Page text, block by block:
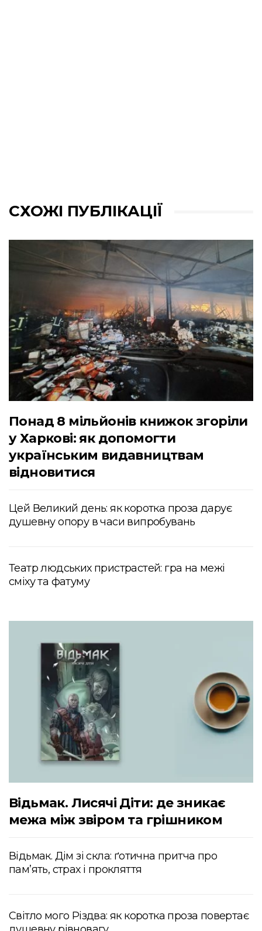
СХОЖІ ПУБЛІКАЦІЇ
Понад 8 мільйонів книжок згоріли
у Харкові: як допомогти
українським видавництвам
відновитися
Цей Великий день: як коротка проза дарує
душевну опору в часи випробувань
Театр людських пристрастей: гра на межі
сміху та фатуму
Відьмак. Лисячі Діти: де зникає
межа між звіром та грішником
Відьмак. Дім зі скла: ґотична притча про
пам’ять, страх і прокляття
Світло мого Різдва: як коротка проза повертає